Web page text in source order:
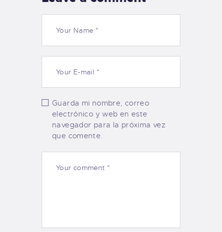
Guarda mi nombre, correo
electrónico y web en este
navegador para la próxima vez
que comente.